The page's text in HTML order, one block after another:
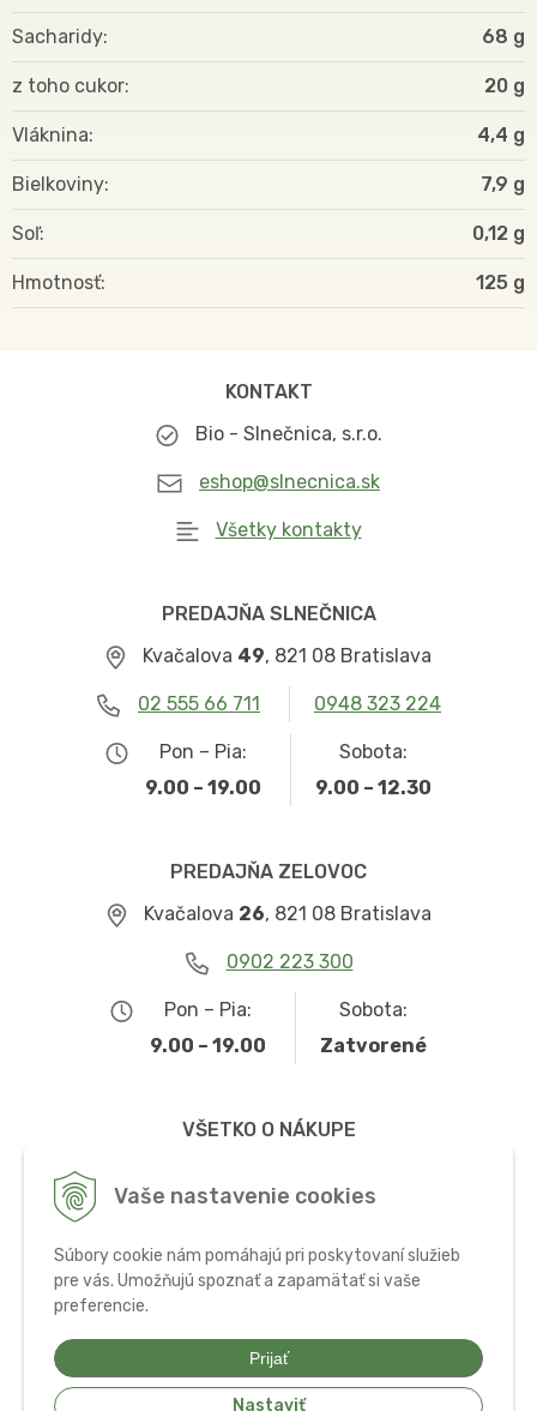
Vaše nastavenie cookies
Súbory cookie nám pomáhajú pri poskytovaní služieb
pre vás. Umožňujú spoznať a zapamätať si vaše
preferencie.
Prijať
Nastaviť
Sacharidy 68 g
z toho cukor 20 g
Vláknina 4,4 g
Bielkoviny 7,9 g
Soľ 0,12 g
Hmotnosť 125
KONTAKT
Bio - Slnečnica, s.r.o.
eshop@slnecnica.sk
Všetky kontakty
PREDAJŇA SLNEČNICA
Kvačalova 49, 821 08 Bratislava
02 555 66 711 0948 323 224
Pon – Pia:
9.00 – 19.00
Sobota:
9.00 – 12.30
PREDAJŇA ZELOVOC
Kvačalova 26, 821 08 Bratislava
0902 223 300
Pon – Pia:
9.00 – 19.00
Sobota:
Zatvorené
VŠETKO O NÁKUPE
Ochrana osobných údajov